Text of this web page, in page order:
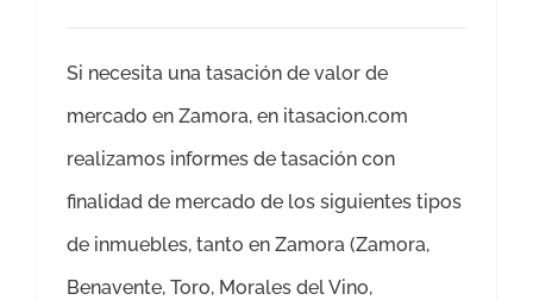
Si necesita una tasación de valor de
mercado en Zamora, en itasacion.com
realizamos informes de tasación con
finalidad de mercado de los siguientes tipos
de inmuebles, tanto en Zamora (Zamora,
Benavente, Toro, Morales del Vino,